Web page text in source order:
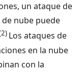
un ataque de
nube puede
Los ataques de
en la nube
con la